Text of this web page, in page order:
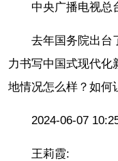
中央广播电视总
去年国务院出台
力书写中国式现代化
地情况怎么样？如何
2024-06-07
王莉霞: